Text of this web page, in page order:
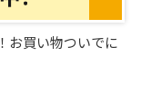
お買い物ついでに